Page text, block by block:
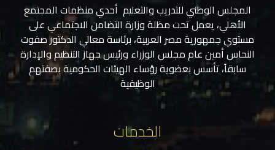
المجلس الوطني للتدريب والتعليم أحدي منظمات المجتمع
الأهلي، يعمل تحت مظلة وزارة التضامن الاجتماعي على
مستوي جمهورية مصر العربية، برئاسة معالي الدكتور صفوت
النحاس أمين عام مجلس الوزراء ورئيس جهاز التنظيم والإدارة
سابقاً، تأسس بعضوية رؤساء الهيئات الحكومية بصفتهم
الوظيفية
الخدمات